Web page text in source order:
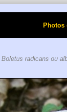
Boletus radicans ou